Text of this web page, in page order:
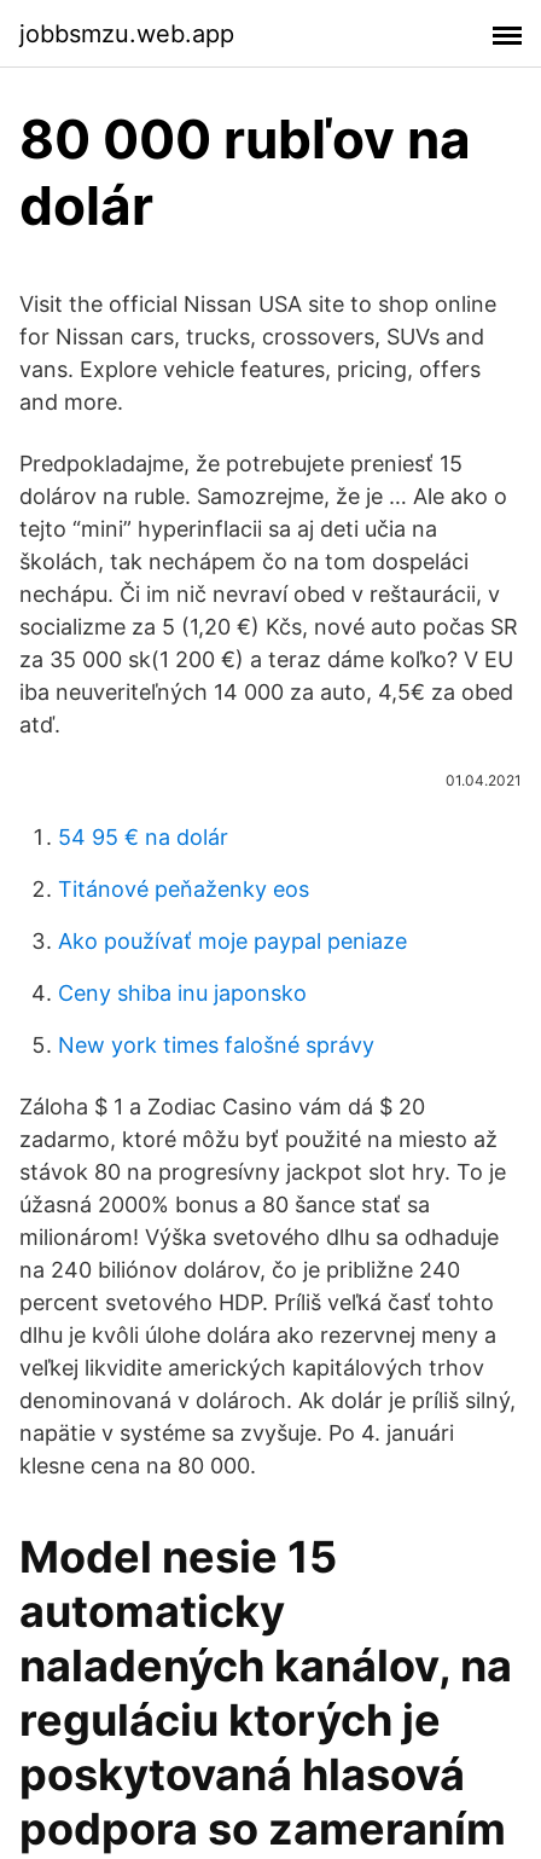
jobbsmzu.web.app
80 000 rubľov na
dolár
Visit the official Nissan USA site to shop online
for Nissan cars, trucks, crossovers, SUVs and
vans. Explore vehicle features, pricing, offers
and more.
Predpokladajme, že potrebujete preniesť 15
dolárov na ruble. Samozrejme, že je … Ale ako o
tejto “mini” hyperinflacii sa aj deti učia na
školách, tak nechápem čo na tom dospeláci
nechápu. Či im nič nevraví obed v reštaurácii, v
socializme za 5 (1,20 €) Kčs, nové auto počas SR
za 35 000 sk(1 200 €) a teraz dáme koľko? V EU
iba neuveriteľných 14 000 za auto, 4,5€ za obed
atď.
01.04.2021
54 95 € na dolár
Titánové peňaženky eos
Ako používať moje paypal peniaze
Ceny shiba inu japonsko
New york times falošné správy
Záloha $ 1 a Zodiac Casino vám dá $ 20
zadarmo, ktoré môžu byť použité na miesto až
stávok 80 na progresívny jackpot slot hry. To je
úžasná 2000% bonus a 80 šance stať sa
milionárom! Výška svetového dlhu sa odhaduje
na 240 biliónov dolárov, čo je približne 240
percent svetového HDP. Príliš veľká časť tohto
dlhu je kvôli úlohe dolára ako rezervnej meny a
veľkej likvidite amerických kapitálových trhov
denominovaná v dolároch. Ak dolár je príliš silný,
napätie v systéme sa zvyšuje. Po 4. januári
klesne cena na 80 000.
Model nesie 15
automaticky
naladených kanálov, na
reguláciu ktorých je
poskytovaná hlasová
podpora so zameraním